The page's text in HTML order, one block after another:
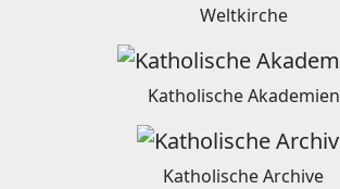
Weltkirche
Katholische Akademien
Katholische Archive